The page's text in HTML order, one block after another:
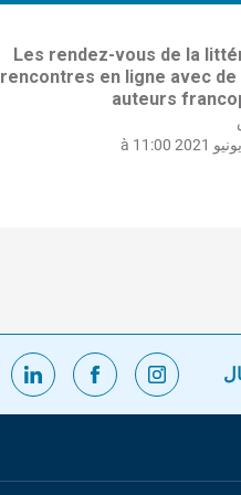
Les rendez-vous de la
rencontres en ligne avec de
auteurs